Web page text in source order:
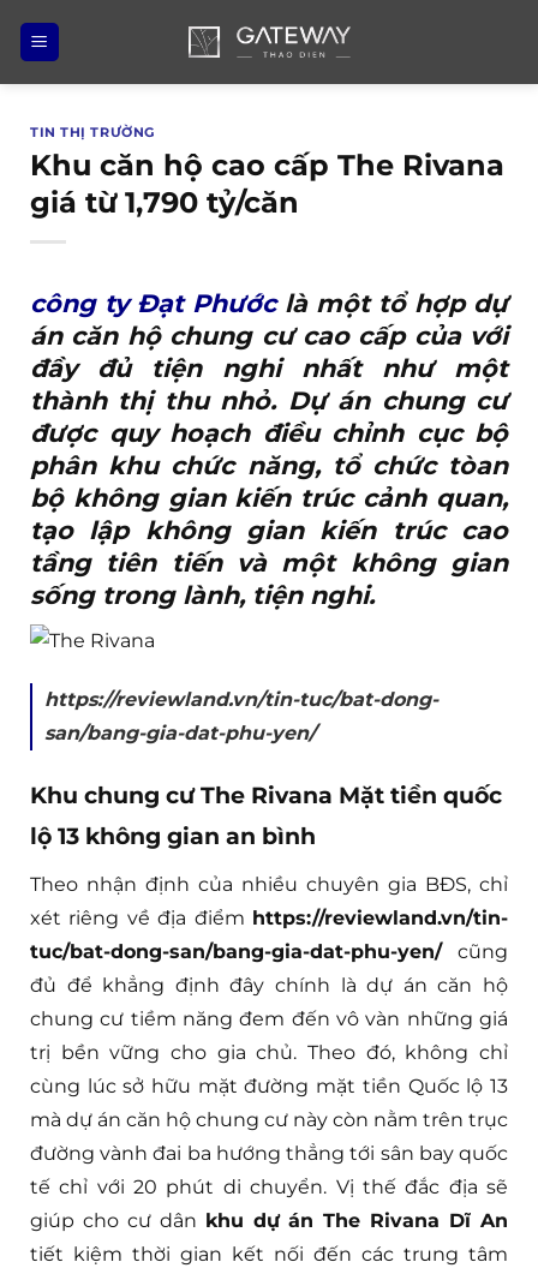
qua
nội
TIN THỊ TRƯỜNG
Khu căn hộ cao cấp The Rivana
giá từ 1,790 tỷ/căn
công ty Đạt Phướclà một tổ hợp dự
án căn hộ chung cư cao cấp của với
đầy đủ tiện nghi nhất như một
thành thị thu nhỏ. Dự án chung cư
được quy hoạch điều chỉnh cục bộ
phân khu chức năng, tổ chức tòan
bộ không gian kiến trúc cảnh quan,
tạo lập không gian kiến trúc cao
tầng tiên tiến và một không gian
sống trong lành, tiện nghi.
https://reviewland.vn/tin-tuc/bat-dong-
san/bang-gia-dat-phu-yen/
Khu chung cư The Rivana Mặt tiền quốc
lộ 13 không gian an bình
Theo nhận định của nhiều chuyên gia BĐS, chỉ
xét riêng về địa điểm https://reviewland.vn/tin-
tuc/bat-dong-san/bang-gia-dat-phu-yen/cũng
đủ để khẳng định đây chính là dự án căn hộ
chung cư tiềm năng đem đến vô vàn những giá
trị bền vững cho gia chủ. Theo đó, không chỉ
cùng lúc sở hữu mặt đường mặt tiền Quốc lộ 13
mà dự án căn hộ chung cư này còn nằm trên trục
đường vành đai ba hướng thẳng tới sân bay quốc
tế chỉ với 20 phút di chuyển. Vị thế đắc địa sẽ
giúp cho cư dân khu dự án The Rivana Dĩ An
tiết kiệm thời gian kết nối đến các trung tâm